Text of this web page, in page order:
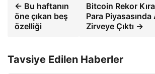
← Bu haftanın
öne çıkan beş
özelliği
Bitcoin Rekor
Para
Zirveye Çıktı →
Tavsiye Edilen Haberler